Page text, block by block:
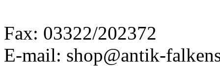
Fax: 03322/202372
E-mail: shop@antik-